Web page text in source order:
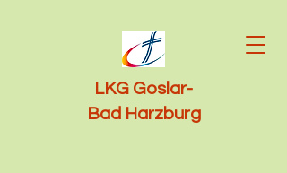
LKG Goslar-
Bad Harzburg